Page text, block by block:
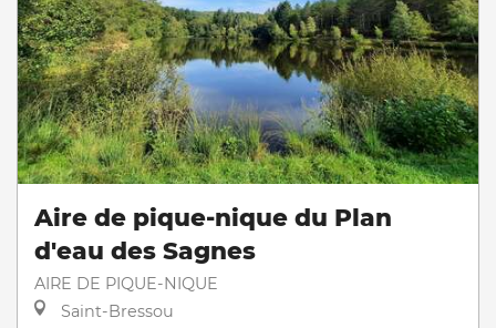
Aire de pique-nique du Plan
d'eau des Sagnes
AIRE DE PIQUE-NIQUE
Saint-Bressou